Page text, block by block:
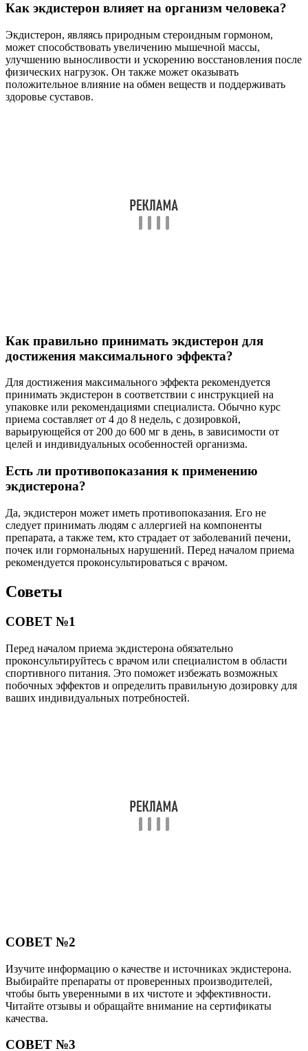
Как экдистерон влияет на организм человека?
Экдистерон, являясь природным стероидным гормоном,
может способствовать увеличению мышечной массы,
улучшению выносливости и ускорению восстановления после
физических нагрузок. Он также может оказывать
положительное влияние на обмен веществ и поддерживать
здоровье суставов.
Как правильно принимать экдистерон для
достижения максимального эффекта?
Для достижения максимального эффекта рекомендуется
принимать экдистерон в соответствии с инструкцией на
упаковке или рекомендациями специалиста. Обычно курс
приема составляет от 4 до 8 недель, с дозировкой,
варьирующейся от 200 до 600 мг в день, в зависимости от
целей и индивидуальных особенностей организма.
Есть ли противопоказания к применению
экдистерона?
Да, экдистерон может иметь противопоказания. Его не
следует принимать людям с аллергией на компоненты
препарата, а также тем, кто страдает от заболеваний печени,
почек или гормональных нарушений. Перед началом приема
рекомендуется проконсультироваться с врачом.
Советы
СОВЕТ №1
Перед началом приема экдистерона обязательно
проконсультируйтесь с врачом или специалистом в области
спортивного питания. Это поможет избежать возможных
побочных эффектов и определить правильную дозировку для
ваших индивидуальных потребностей.
СОВЕТ №2
Изучите информацию о качестве и источниках экдистерона.
Выбирайте препараты от проверенных производителей,
чтобы быть уверенными в их чистоте и эффективности.
Читайте отзывы и обращайте внимание на сертификаты
качества.
СОВЕТ №3